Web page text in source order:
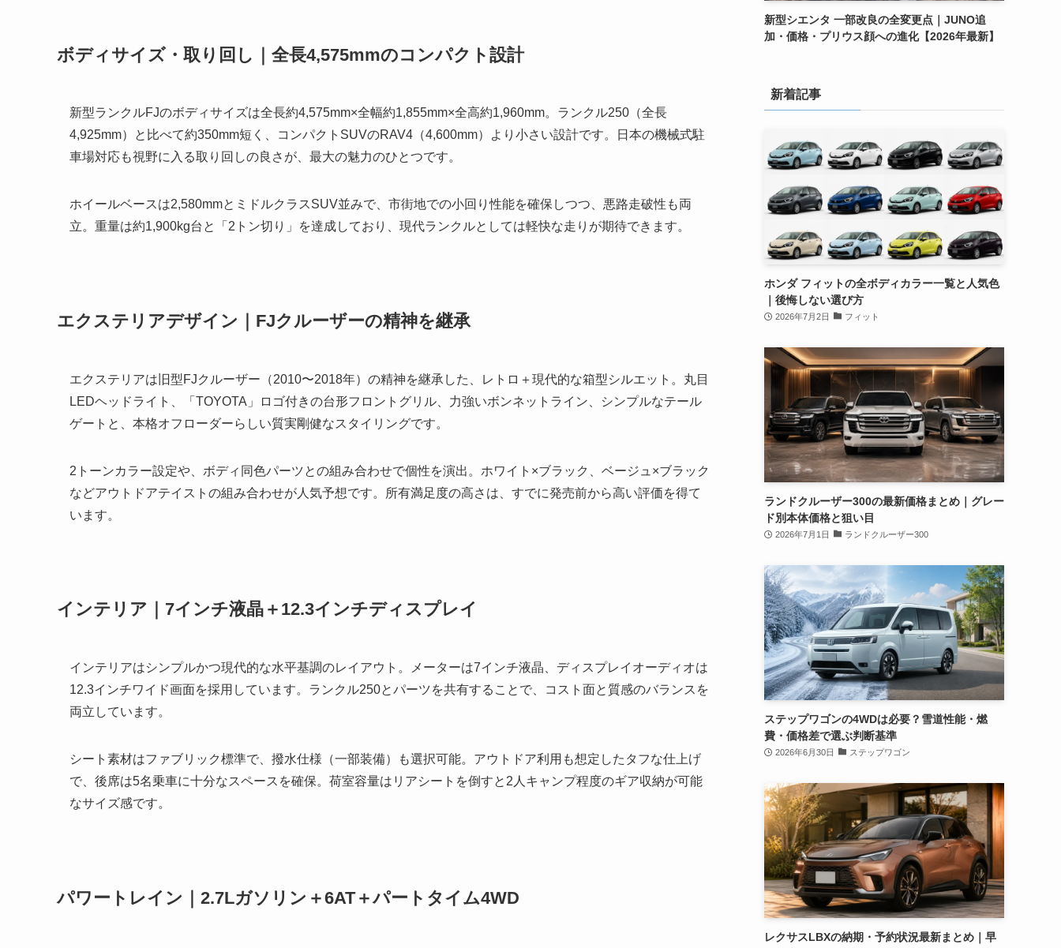
ボディサイズ・取り回し｜全長4,575mmのコンパクト設計
新型ランクルFJのボディサイズは全長約4,575mm×全幅約1,855mm×全高約1,960mm。ランクル250（全長
4,925mm）と比べて約350mm短く、コンパクトSUVのRAV4（4,600mm）より小さい設計です。日本の機械式駐
車場対応も視野に入る取り回しの良さが、最大の魅力のひとつです。
ホイールベースは2,580mmとミドルクラスSUV並みで、市街地での小回り性能を確保しつつ、悪路走破性も両
立。重量は約1,900kg台と「2トン切り」を達成しており、現代ランクルとしては軽快な走りが期待できます。
エクステリアデザイン｜FJクルーザーの精神を継承
エクステリアは旧型FJクルーザー（2010〜2018年）の精神を継承した、レトロ＋現代的な箱型シルエット。丸目
LEDヘッドライト、「TOYOTA」ロゴ付きの台形フロントグリル、力強いボンネットライン、シンプルなテール
ゲートと、本格オフローダーらしい質実剛健なスタイリングです。
2トーンカラー設定や、ボディ同色パーツとの組み合わせで個性を演出。ホワイト×ブラック、ベージュ×ブラック
などアウトドアテイストの組み合わせが人気予想です。所有満足度の高さは、すでに発売前から高い評価を得て
います。
インテリア｜7インチ液晶＋12.3インチディスプレイ
インテリアはシンプルかつ現代的な水平基調のレイアウト。メーターは7インチ液晶、ディスプレイオーディオは
12.3インチワイド画面を採用しています。ランクル250とパーツを共有することで、コスト面と質感のバランスを
両立しています。
シート素材はファブリック標準で、撥水仕様（一部装備）も選択可能。アウトドア利用も想定したタフな仕上げ
で、後席は5名乗車に十分なスペースを確保。荷室容量はリアシートを倒すと2人キャンプ程度のギア収納が可能
なサイズ感です。
パワートレイン｜2.7Lガソリン＋6AT＋パートタイム4WD
新型シエンタ 一部改良の全変更点｜JUNO追
加・価格・プリウス顔への進化【2026年最新】
新着記事
ホンダ フィットの全ボディカラー一覧と人気色
｜後悔しない選び方
2026年7月2日 フィット
ランドクルーザー300の最新価格まとめ｜グレー
ド別本体価格と狙い目
2026年7月1日 ランドクルーザー300
ステップワゴンの4WDは必要？雪道性能・燃
費・価格差で選ぶ判断基準
2026年6月30日 ステップワゴン
レクサスLBXの納期・予約状況最新まとめ｜早